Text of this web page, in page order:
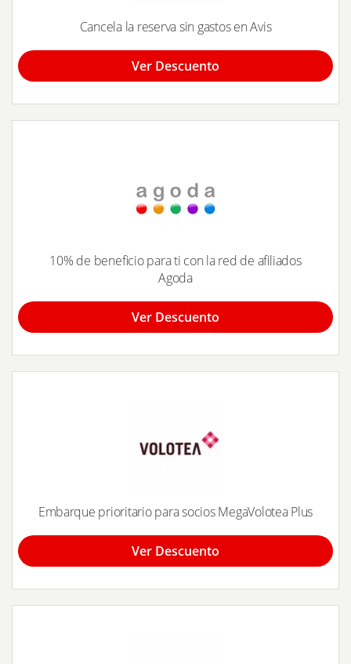
Cancela la reserva sin gastos en Avis
Ver Descuento
10% de beneficio para ti con la red de afiliados
Agoda
Ver Descuento
Embarque prioritario para socios MegaVolotea Plus
Ver Descuento